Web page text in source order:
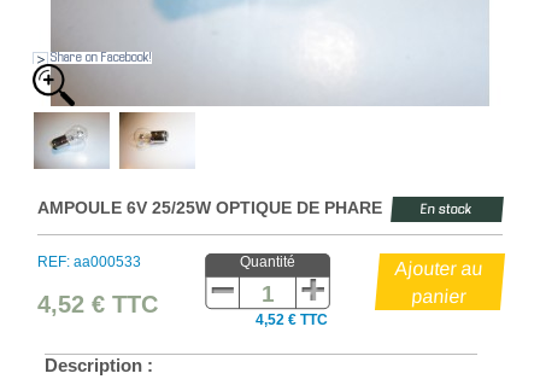
Share on Facebook!
AMPOULE 6V 25/25W OPTIQUE DE PHARE En stock
REF: aa000533
4,52 €TTC
Quantité
4,52 € TTC
Description :